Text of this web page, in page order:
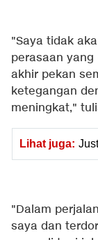
"Saya tidak
perasaan
akhir pekan
ketegangan
meningkat,"
Lihat juga:
"Dalam
saya dan